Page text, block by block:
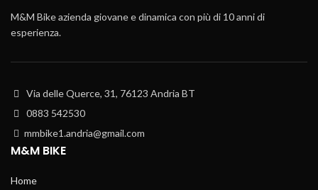
M&M Bike azienda giovane e dinamica con più di 10 anni di
esperienza.
Via delle Querce, 31, 76123 Andria BT
0883 542530
mmbike1.andria@gmail.com
M&M BIKE
Home